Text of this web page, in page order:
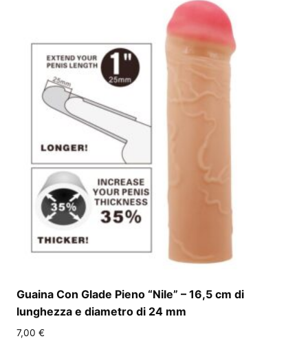
Guaina Con Glade Pieno “Nile” – 16,5 cm di
lunghezza e diametro di 24 mm
7,00 €